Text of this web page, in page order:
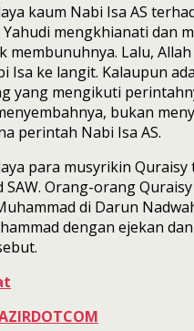
kaum Nabi Isa AS
mengkhianati dan
membunuhnya. Lalu, Allah
Isa ke langit. Kalaupun ada
yang mengikuti
bukan
perintah Nabi Isa AS.
para musyrikin Quraisy
SAW. Orang-orang
di Darun
dengan ejekan dan